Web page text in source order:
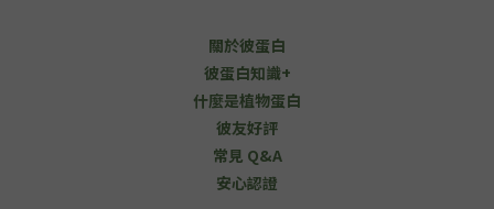
關於彼蛋白
彼蛋白知識+
什麼是植物蛋白
彼友好評
常見 Q&A
安心認證